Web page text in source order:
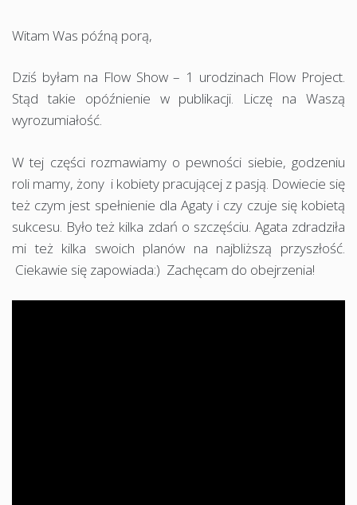
Witam Was późną porą,
Dziś byłam na Flow Show – 1 urodzinach Flow Project.
Stąd takie opóźnienie w publikacji. Liczę na Waszą
wyrozumiałość.
W tej części rozmawiamy o pewności siebie, godzeniu
roli mamy, żony i kobiety pracującej z pasją. Dowiecie się
też czym jest spełnienie dla Agaty i czy czuje się kobietą
sukcesu. Było też kilka zdań o szczęściu. Agata zdradziła
mi też kilka swoich planów na najbliższą przyszłość.
Ciekawie się zapowiada:) Zachęcam do obejrzenia!